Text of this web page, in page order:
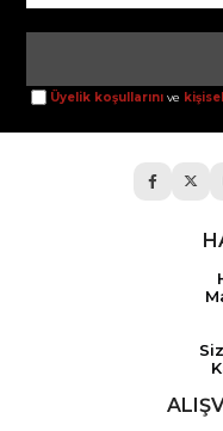
Üyelik koşullarını ve